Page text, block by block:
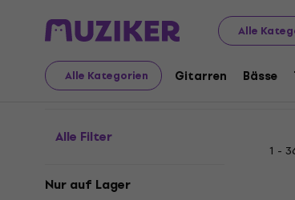
Alle
Alle Kategorien Gitarren Bässe
Musikinstrumente Studio Studio-
Enhancer plugins
Alle Filter
Nur auf Lager
1 -